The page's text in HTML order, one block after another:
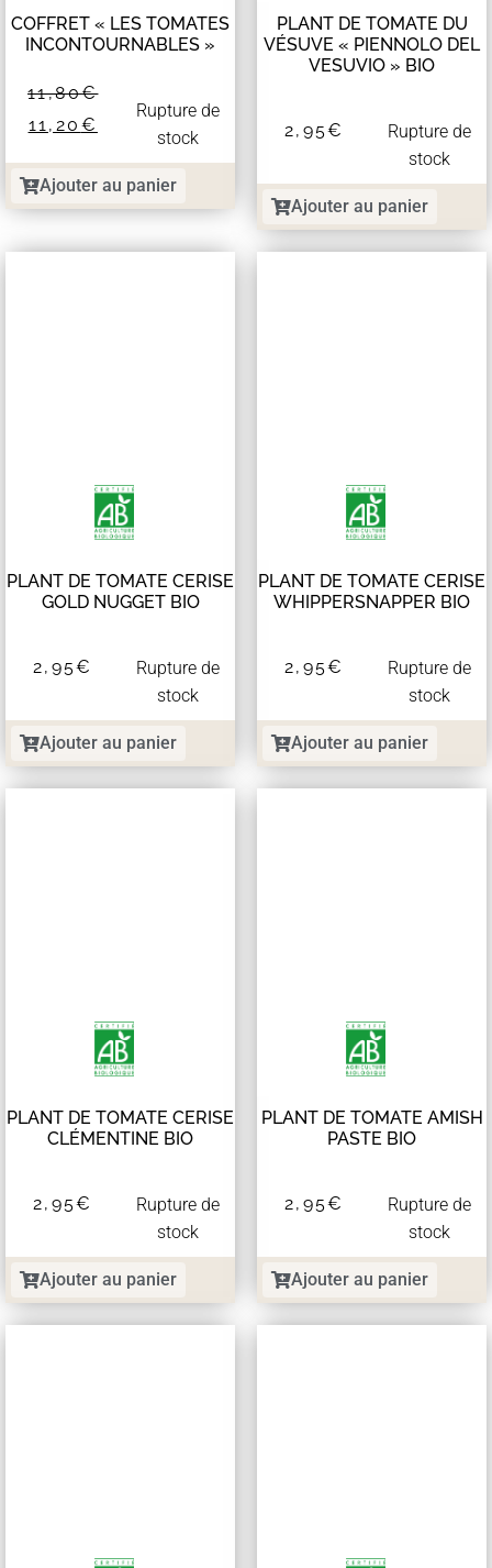
COFFRET « LES TOMATES
INCONTOURNABLES »
11,80€
11,20 €
Rupture de
stock
Ajouter au panier
PLANT DE TOMATE DU
VÉSUVE « PIENNOLO DEL
VESUVIO » BIO
2,95€
Rupture de
stock
Ajouter au panier
PLANT DE TOMATE CERISE
GOLD NUGGET BIO
2,95€
Rupture de
stock
Ajouter au panier
PLANT DE TOMATE CERISE
WHIPPERSNAPPER BIO
2,95€
Rupture de
stock
Ajouter au panier
PLANT DE TOMATE CERISE
CLÉMENTINE BIO
2,95€
Rupture de
stock
Ajouter au panier
PLANT DE TOMATE AMISH
PASTE BIO
2,95€
Rupture de
stock
Ajouter au panier